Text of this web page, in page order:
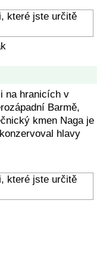
na hranicích v
Barmě,
kmen Naga je
hlavy